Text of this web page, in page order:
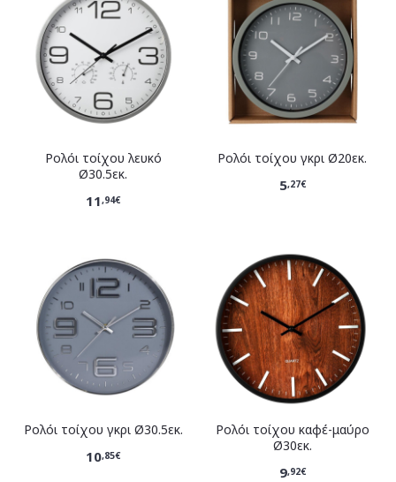
Ρολόι τοίχου λευκό
Ø30.5εκ.
11,94€
Ρολόι τοίχου γκρι Ø20εκ.
5,27€
Ρολόι τοίχου γκρι Ø30.5εκ.
10,85€
Ρολόι τοίχου καφέ-μαύρο
Ø30εκ.
9,92€